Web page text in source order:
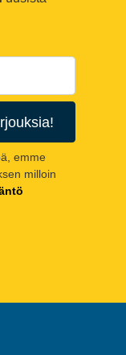
emme
milloin